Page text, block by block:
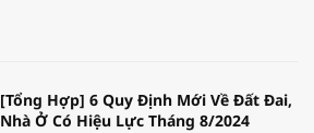
[Tổng Hợp] 6 Quy Định Mới Về Đất Đai,
Nhà Ở Có Hiệu Lực Tháng 8/2024